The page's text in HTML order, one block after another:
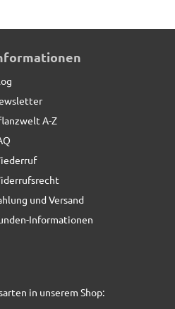
Set
A-Z
und Versand
Informationen
in unserem Shop: